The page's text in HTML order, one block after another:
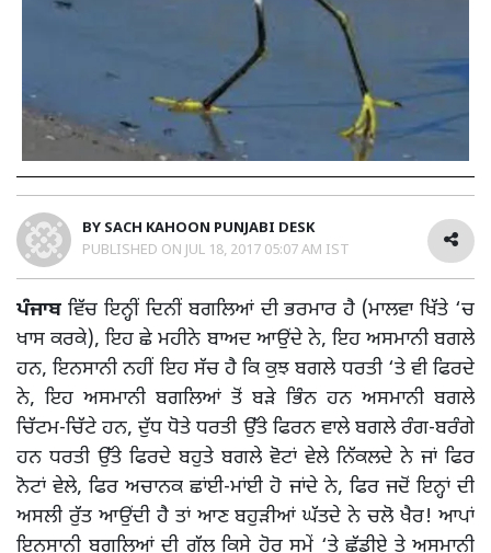
BY SACH KAHOON PUNJABI DESK
PUBLISHED ON JUL 18, 2017 05:07 AM IST
ਪੰਜਾਬ ਵਿੱਚ ਇਨ੍ਹੀਂ ਦਿਨੀਂ ਬਗਲਿਆਂ ਦੀ ਭਰਮਾਰ ਹੈ (ਮਾਲਵਾ ਖਿੱਤੇ ‘ਚ
ਖਾਸ ਕਰਕੇ), ਇਹ ਛੇ ਮਹੀਨੇ ਬਾਅਦ ਆਉਂਦੇ ਨੇ, ਇਹ ਅਸਮਾਨੀ ਬਗਲੇ
ਹਨ, ਇਨਸਾਨੀ ਨਹੀਂ ਇਹ ਸੱਚ ਹੈ ਕਿ ਕੁਝ ਬਗਲੇ ਧਰਤੀ ‘ਤੇ ਵੀ ਫਿਰਦੇ
ਨੇ, ਇਹ ਅਸਮਾਨੀ ਬਗਲਿਆਂ ਤੋਂ ਬੜੇ ਭਿੰਨ ਹਨ ਅਸਮਾਨੀ ਬਗਲੇ
ਚਿੱਟਮ-ਚਿੱਟੇ ਹਨ, ਦੁੱਧ ਧੋਤੇ ਧਰਤੀ ਉੱਤੇ ਫਿਰਨ ਵਾਲੇ ਬਗਲੇ ਰੰਗ-ਬਰੰਗੇ
ਹਨ ਧਰਤੀ ਉੱਤੇ ਫਿਰਦੇ ਬਹੁਤੇ ਬਗਲੇ ਵੋਟਾਂ ਵੇਲੇ ਨਿੱਕਲਦੇ ਨੇ ਜਾਂ ਫਿਰ
ਨੋਟਾਂ ਵੇਲੇ, ਫਿਰ ਅਚਾਨਕ ਛਾਂਈ-ਮਾਂਈ ਹੋ ਜਾਂਦੇ ਨੇ, ਫਿਰ ਜਦੋਂ ਇਨ੍ਹਾਂ ਦੀ
ਅਸਲੀ ਰੁੱਤ ਆਉਂਦੀ ਹੈ ਤਾਂ ਆਣ ਬਹੁੜੀਆਂ ਘੱਤਦੇ ਨੇ ਚਲੋ ਖੈਰ! ਆਪਾਂ
ਇਨਸਾਨੀ ਬਗਲਿਆਂ ਦੀ ਗੱਲ ਕਿਸੇ ਹੋਰ ਸਮੇਂ ‘ਤੇ ਛੱਡੀਏ ਤੇ ਅਸਮਾਨੀ